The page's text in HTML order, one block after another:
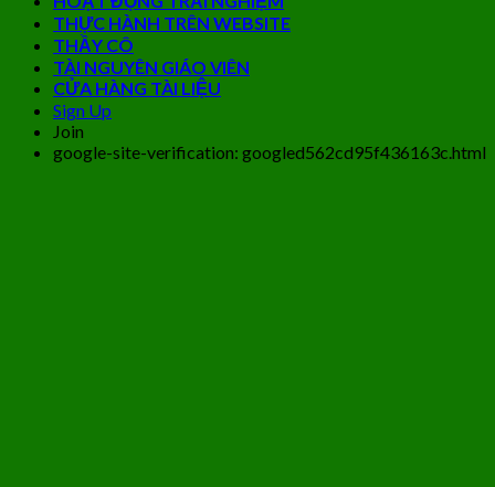
THỰC HÀNH TRÊN WEBSITE
THẦY CÔ
TÀI NGUYÊN GIÁO VIÊN
CỬA HÀNG TÀI LIỆU
Sign Up
Join
google-site-verification: googled562cd95f436163c.html